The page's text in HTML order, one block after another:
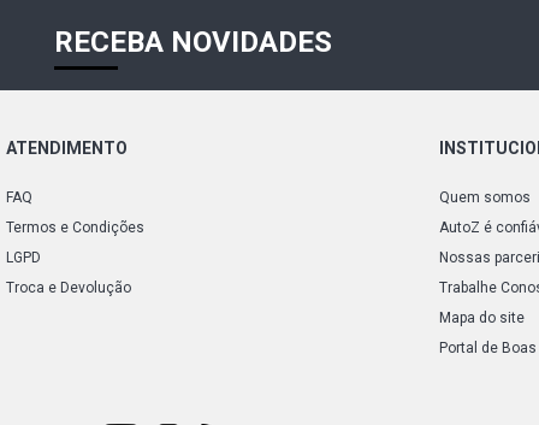
RECEBA NOVIDADES
ATENDIMENTO
FAQ
Termos e Condições
LGPD
Troca e Devolução
Quem somos
AutoZ é
Nossas
Trabalhe
Mapa do site
Portal de